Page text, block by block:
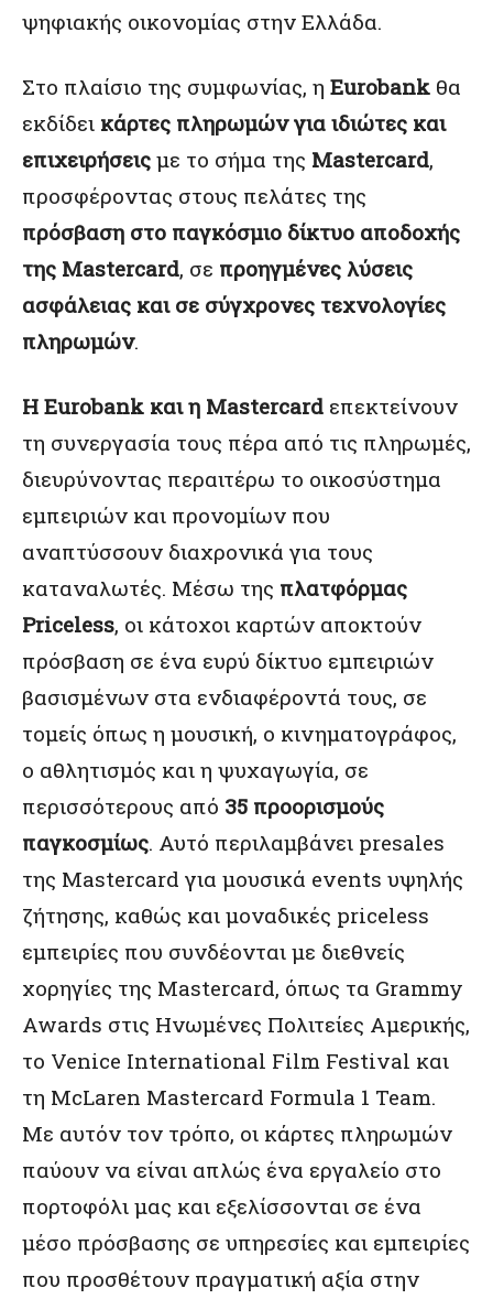
ψηφιακής οικονομίας στην Ελλάδα.
Στο πλαίσιο της συμφωνίας, η Eurobank θα
εκδίδει κάρτες πληρωμών για ιδιώτες και
επιχειρήσεις με το σήμα της Mastercard,
προσφέροντας στους πελάτες της
πρόσβαση στο παγκόσμιο δίκτυο αποδοχής
της Mastercard, σε προηγμένες λύσεις
ασφάλειας και σε σύγχρονες τεχνολογίες
πληρωμών.
Η Eurobank και η Mastercard επεκτείνουν
τη συνεργασία τους πέρα από τις πληρωμές,
διευρύνοντας περαιτέρω το οικοσύστημα
εμπειριών και προνομίων που
αναπτύσσουν διαχρονικά για τους
καταναλωτές. Μέσω της πλατφόρμας
Priceless, οι κάτοχοι καρτών αποκτούν
πρόσβαση σε ένα ευρύ δίκτυο εμπειριών
βασισμένων στα ενδιαφέροντά τους, σε
τομείς όπως η μουσική, ο κινηματογράφος,
ο αθλητισμός και η ψυχαγωγία, σε
περισσότερους από 35 προορισμούς
παγκοσμίως. Αυτό περιλαμβάνει presales
της Mastercard για μουσικά events υψηλής
ζήτησης, καθώς και μοναδικές priceless
εμπειρίες που συνδέονται με διεθνείς
χορηγίες της Mastercard, όπως τα Grammy
Awards στις Ηνωμένες Πολιτείες Αμερικής,
το Venice International Film Festival και
τη McLaren Mastercard Formula 1 Team.
Με αυτόν τον τρόπο, οι κάρτες πληρωμών
παύουν να είναι απλώς ένα εργαλείο στο
πορτοφόλι μας και εξελίσσονται σε ένα
μέσο πρόσβασης σε υπηρεσίες και εμπειρίες
που προσθέτουν πραγματική αξία στην